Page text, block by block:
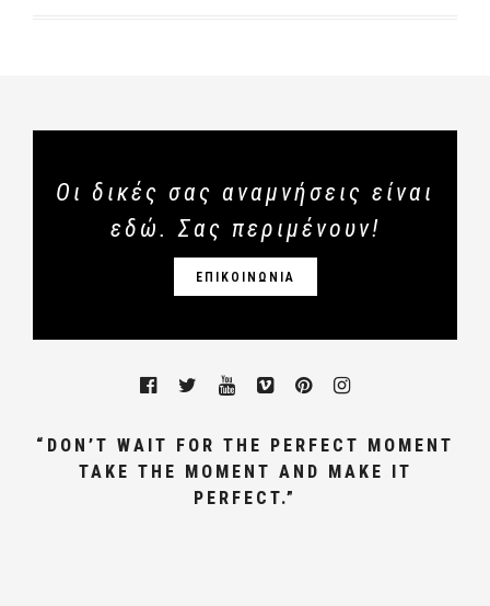
Οι δικές σας αναμνήσεις είναι
εδώ. Σας περιμένουν!
ΕΠΙΚΟΙΝΩΝΙΑ
“DON’T WAIT FOR THE PERFECT MOMENT
TAKE THE MOMENT AND MAKE IT
PERFECT.”